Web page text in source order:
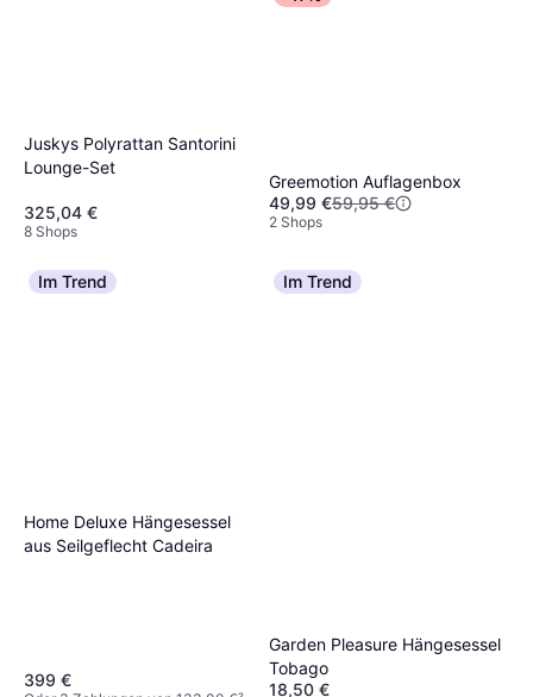
Juskys Polyrattan Santorini
Lounge-Set
325,04 €
8 Shops
Greemotion Auflagenbox
49,99 €59,95 €
2 Shops
Im Trend
Home Deluxe Hängesessel
aus Seilgeflecht Cadeira
399 €
Im Trend
Garden Pleasure Hängesessel
Tobago
18,50 €